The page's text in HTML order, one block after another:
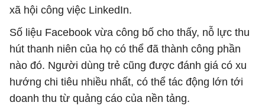
xã hội công việc LinkedIn.
Số liệu Facebook vừa công bố cho thấy, nỗ lực thu
hút thanh niên của họ có thể đã thành công phần
nào đó. Người dùng trẻ cũng được đánh giá có xu
hướng chi tiêu nhiều nhất, có thể tác động lớn tới
doanh thu từ quảng cáo của nền tảng.